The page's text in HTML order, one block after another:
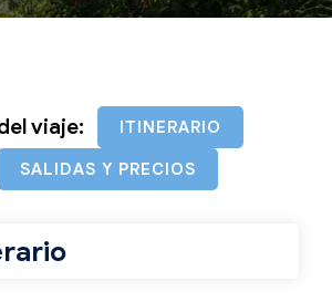
viaje: ITINERARIO
SALIDAS Y PRECIOS